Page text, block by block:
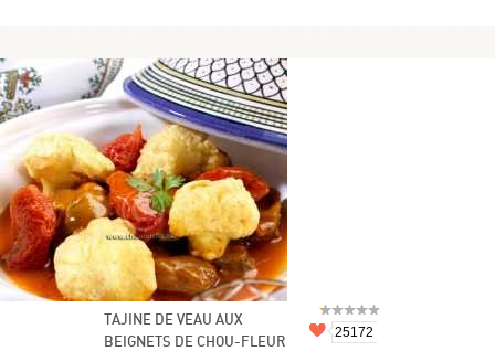
TAJINE DE VEAU AUX
BEIGNETS DE CHOU-FLEUR
25172